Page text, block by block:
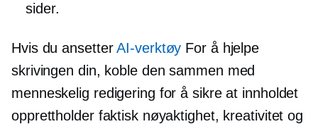
sider.
Hvis du ansetterAI-verktøy For å hjelpe
skrivingen din, koble den sammen med
menneskelig redigering for å sikre at innholdet
opprettholder faktisk nøyaktighet, kreativitet og